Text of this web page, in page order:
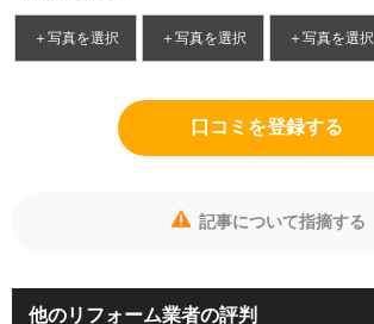
＋写真を選択 ＋写真を選択 ＋写真を選択
口コミを登録する
記事について指摘する
他のリフォーム業者の評判